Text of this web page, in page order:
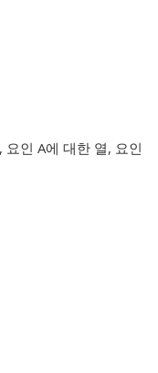
인 A에 대한 열, 요인